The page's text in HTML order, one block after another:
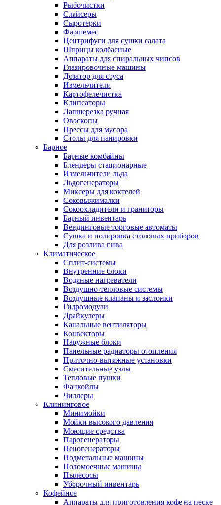
Рыбочистки
Слайсеры
Сыротерки
Фаршемес
Центрифуги для сушки салата
Шприцы колбасные
Аппараты для спиральных чипсов
Глазировочные машины
Дозатор для соуса
Измельчители
Картофелечистка
Клипсаторы
Лапшерезка ручная
Овоскопы
Прессы для мусора
Столы для панировки
Барное
Барные комбайны
Блендеры стационарные
Измельчители льда
Льдогенераторы
Миксеры для коктелей
Соковыжималки
Сокоохладители и граниторы
Барный инвентарь
Вендинговые торговые автоматы
Сушка и полировка столовых приборов
Для розлива пива
Климатическое
Сплит-системы
Внутренние блоки
Водяные нагреватели
Воздушно-тепловые системы
Воздушные клапаны и заслонки
Гидромодули
Драйкулеры
Канальные вентиляторы
Конвекторы
Наружные блоки
Панельные радиаторы отопления
Приточно-вытяжные установки
Смесительные узлы
Тепловые пушки
Фанкойлы
Чиллеры
Клининговое
Минимойки
Мойки высокого давления
Моющие средства
Парогенераторы
Пеногенераторы
Подметальные машины
Поломоечные машины
Пылесосы
Уборочный инвентарь
Кофейное
Аппараты для приготовления кофе на песке